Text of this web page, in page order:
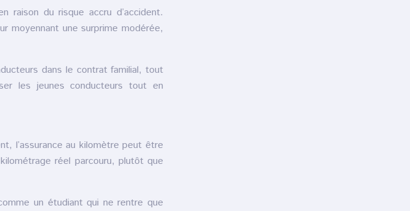
raison du risque accru d’accident.
moyennant une surprime modérée,
dans le contrat familial, tout
les jeunes conducteurs tout en
l’assurance au kilomètre peut être
réel parcouru, plutôt que
un étudiant qui ne rentre que